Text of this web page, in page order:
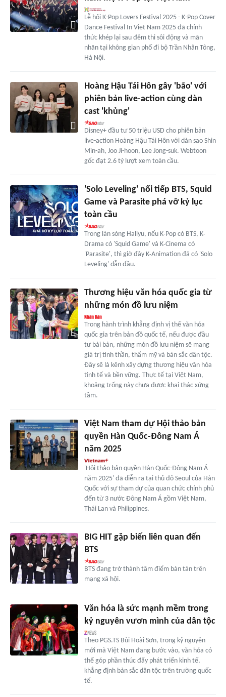
Lễ hội K-Pop Lovers Festival 2025 - K-Pop Cover
Dance Festival In Viet Nam 2025 đã chính
thức khép lại sau đêm thi sôi động và mãn
nhãn tại không gian phố đi bộ Trần Nhân Tông,
Hà Nội.
Hoàng Hậu Tái Hôn gây 'bão' với
phiên bản live-action cùng dàn
cast 'khủng'
Disney+ đầu tư 50 triệu USD cho phiên bản
live-action Hoàng Hậu Tái Hôn với dàn sao Shin
Min-ah, Joo Ji-hoon, Lee Jong-suk. Webtoon
gốc đạt 2.6 tỷ lượt xem toàn cầu.
'Solo Leveling' nối tiếp BTS, Squid
Game và Parasite phá vỡ kỷ lục
toàn cầu
Trong làn sóng Hallyu, nếu K‐Pop có BTS, K‐
Drama có 'Squid Game' và K‐Cinema có
'Parasite', thì giờ đây K‐Animation đã có 'Solo
Leveling' dẫn đầu.
Thương hiệu văn hóa quốc gia từ
những món đồ lưu niệm
Trong hành trình khẳng định vị thế văn hóa
quốc gia trên bản đồ quốc tế, nếu được đầu
tư bài bản, những món đồ lưu niệm sẽ mang
giá trị tinh thần, thẩm mỹ và bản sắc dân tộc.
Đây sẽ là kênh xây dựng thương hiệu văn hóa
tinh tế và bền vững. Thực tế tại Việt Nam,
khoảng trống này chưa được khai thác xứng
tầm.
Việt Nam tham dự Hội thảo bản
quyền Hàn Quốc-Đông Nam Á
năm 2025
'Hội thảo bản quyền Hàn Quốc-Đông Nam Á
năm 2025' đã diễn ra tại thủ đô Seoul của Hàn
Quốc với sự tham dự của quan chức chính phủ
đến từ 3 nước Đông Nam Á gồm Việt Nam,
Thái Lan và Philippines.
BIG HIT gặp biến liên quan đến
BTS
BTS đang trở thành tâm điểm bàn tán trên
mạng xã hội.
Văn hóa là sức mạnh mềm trong
kỷ nguyên vươn mình của dân tộc
Theo PGS.TS Bùi Hoài Sơn, trong kỷ nguyên
mới mà Việt Nam đang bước vào, văn hóa có
thể góp phần thúc đẩy phát triển kinh tế,
khẳng định bản sắc dân tộc trên trường quốc
tế.